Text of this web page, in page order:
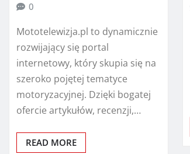
0
Mototelewizja.pl to dynamicznie
rozwijający się portal
internetowy, który skupia się na
szeroko pojętej tematyce
motoryzacyjnej. Dzięki bogatej
ofercie artykułów, recenzji,…
READ MORE